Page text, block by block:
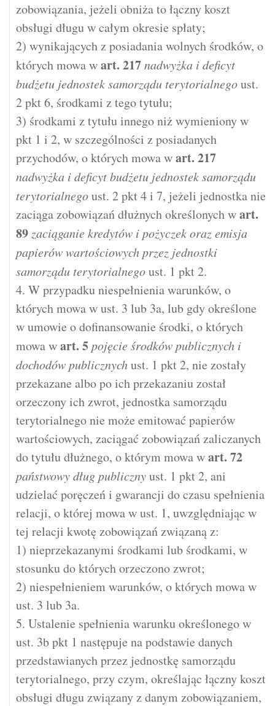
zobowiązania, jeżeli obniża to łączny koszt
obsługi długu w całym okresie spłaty;
2) wynikających z posiadania wolnych środków, o
których mowa wart. 217nadwyżka i deficyt
budżetu jednostek samorządu terytorialnegoust.
2 pkt 6, środkami z tego tytułu;
3) środkami z tytułu innego niż wymieniony w
pkt 1 i 2, w szczególności z posiadanych
przychodów, o których mowa wart. 217
nadwyżka i deficyt budżetu jednostek samorządu
terytorialnegoust. 2 pkt 4 i 7, jeżeli jednostka nie
zaciąga zobowiązań dłużnych określonych wart.
89 zaciąganie kredytów i pożyczek oraz emisja
papierów wartościowych przez jednostki
samorządu terytorialnegoust. 1 pkt 2.
4. W przypadku niespełnienia warunków, o
których mowa w ust. 3 lub 3a, lub gdy określone
w umowie o dofinansowanie środki, o których
mowa wart. 5 pojęcie środków publicznych i
dochodów publicznychust. 1 pkt 2, nie zostały
przekazane albo po ich przekazaniu został
orzeczony ich zwrot, jednostka samorządu
terytorialnego nie może emitować papierów
wartościowych, zaciągać zobowiązań zaliczanych
do tytułu dłużnego, o którym mowa wart. 72
państwowy dług publicznyust. 1 pkt 2, ani
udzielać poręczeń i gwarancji do czasu spełnienia
relacji, o której mowa w ust. 1, uwzględniając w
tej relacji kwotę zobowiązań związaną z:
1) nieprzekazanymi środkami lub środkami, w
stosunku do których orzeczono zwrot;
2) niespełnieniem warunków, o których mowa w
ust. 3 lub 3a.
5. Ustalenie spełnienia warunku określonego w
ust. 3b pkt 1 następuje na podstawie danych
przedstawianych przez jednostkę samorządu
terytorialnego, przy czym, określając łączny koszt
obsługi długu związany z danym zobowiązaniem,